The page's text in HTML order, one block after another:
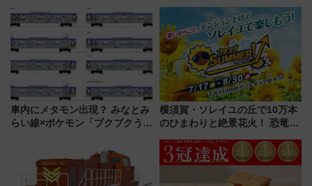
「第2弾」も
ブ」今秋登場 ―予測不能の恐
怖に泣き叫べ―
車内にメタモン出現？ みなとみ
らい線×ポケモン「ブクブクうみ
行開始に！ この夏は直通列車で
横浜へ！
横須賀・ソレイユの丘で10万本
のひまわりと絶景花火！ 恐竜や
帰りお出かけ最新情報（2026年
7月17日～開催）